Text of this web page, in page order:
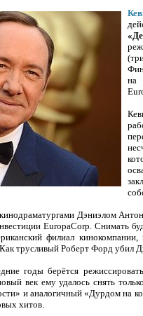
Дэниэлом
EuropaCorp. Снимать
филиал
трусливый Роберт Форд убил
годы берётся
век ему удалось снять
и аналогичный «Дурдом на
хитов.